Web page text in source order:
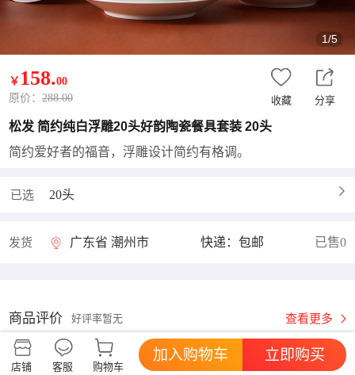
1/5
￥ 158.00
原价： 288.00 收藏 分享
松发 简约纯白浮雕20头好韵陶瓷餐具套装 20头
简约爱好者的福音，浮雕设计简约有格调。
已选 20头
发货 广东省 潮州市 快递：包邮 已售0
商品评价 好评率暂无 查看更多
店铺 客服 购物车
加入购物车 立即购买